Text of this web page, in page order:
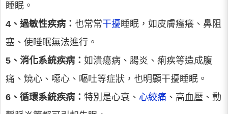
睡眠。
4、過敏性疾病： 也常常干擾睡眠，如皮膚瘙癢、鼻阻
塞、使睡眠無法進行。
5、消化系統疾病： 如潰瘍病、腸炎、痢疾等造成腹
痛、燒心、噁心、嘔吐等症狀，也明顯干擾睡眠。
6、循環系統疾病： 特別是心衰、 心絞痛 、高血壓、動